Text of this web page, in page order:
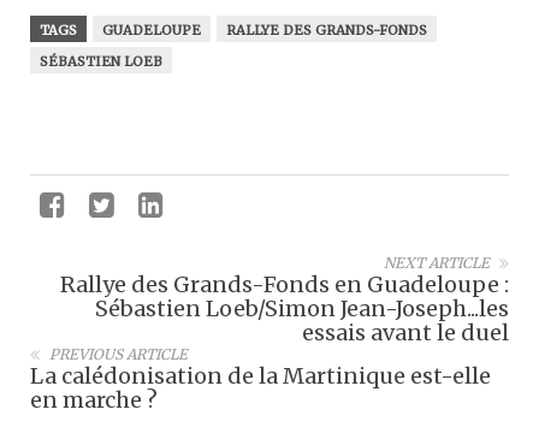
TAGS GUADELOUPE
RALLYE DES GRANDS-FONDS
SÉBASTIEN LOEB
NEXT ARTICLE
Rallye des Grands-Fonds en Guadeloupe :
Sébastien Loeb/Simon Jean-Joseph...les
essais avant le duel
PREVIOUS ARTICLE
La calédonisation de la Martinique est-elle
en marche ?